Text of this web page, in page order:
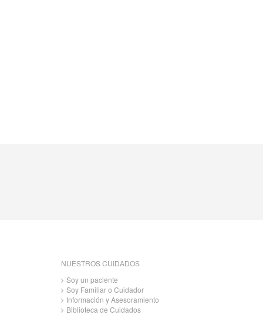
NUESTROS CUIDADOS
Soy un paciente
Soy Familiar o Cuidador
Información y Asesoramiento
Biblioteca de Cuidados